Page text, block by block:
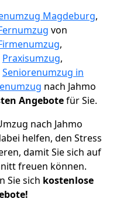
Magdeburg,
von
,
Praxisumzug,
Seniorenumzug in
nach Jahmo
Angebotefür Sie.
nach Jahmo
helfen, den Stress
damit Sie sich auf
freuen können.
Sie sich kostenlose